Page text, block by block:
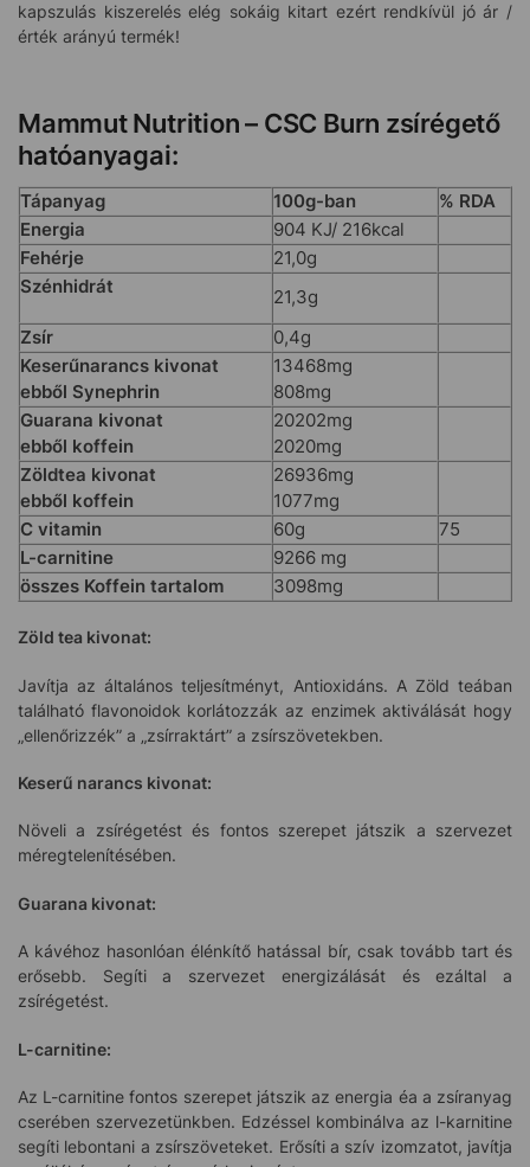
kapszulás kiszerelés elég sokáig kitart ezért rendkívül jó ár /
érték arányú termék!
Mammut Nutrition – CSC Burn zsírégető
hatóanyagai:
Tápanyag 100g-ban
% RDA
Energia
904 KJ/ 216kcal
Fehérje
21,0g
Szénhidrát
21,3g
Zsír
0,4g
Keserűnarancs kivonat
ebből Synephrin
13468mg
808mg
Guarana kivonat
ebből koffein
20202mg
2020mg
Zöldtea kivonat
ebből koffein
26936mg
1077mg
C vitamin
60g
75
L-carnitine
9266 mg
összes Koffein tartalom
3098mg
Zöld tea kivonat:
Javítja az általános teljesítményt, Antioxidáns. A Zöld teában
található flavonoidok korlátozzák az enzimek aktiválását hogy
„ellenőrizzék” a „zsírraktárt” a zsírszövetekben.
Keserű narancs kivonat:
Növeli a zsírégetést és fontos szerepet játszik a szervezet
méregtelenítésében.
Guarana kivonat:
A kávéhoz hasonlóan élénkítő hatással bír, csak tovább tart és
erősebb. Segíti a szervezet energizálását és ezáltal a
zsírégetést.
L-carnitine:
Az L-carnitine fontos szerepet játszik az energia éa a zsíranyag
cserében szervezetünkben. Edzéssel kombinálva az l-karnitine
segíti lebontani a zsírszöveteket. Erősíti a szív izomzatot, javítja